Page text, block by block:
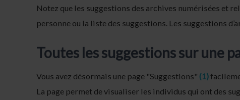
Notez que les suggestions des archives numérisées et
personne ou la liste des suggestions. Les suggestions
Toutes les suggestions sur une
Vous avez désormais une page "Suggestions" (1)
La page permet de visualiser les individus qui ont des